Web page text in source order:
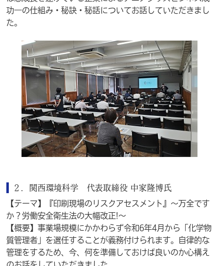
功―の仕組み・秘訣・秘話についてお話していただきまし
た。
２．関西環境科学 代表取締役 中家隆博氏
【テーマ】『印刷現場のリスクアセスメント』～万全です
か？労働安全衛生法の大幅改正!～
【概要】事業場規模にかかわらず令和6年4月から「化学物
質管理者」を選任することが義務付けられます。自律的な
管理をするため、今、何を準備しておけば良いのか心構え